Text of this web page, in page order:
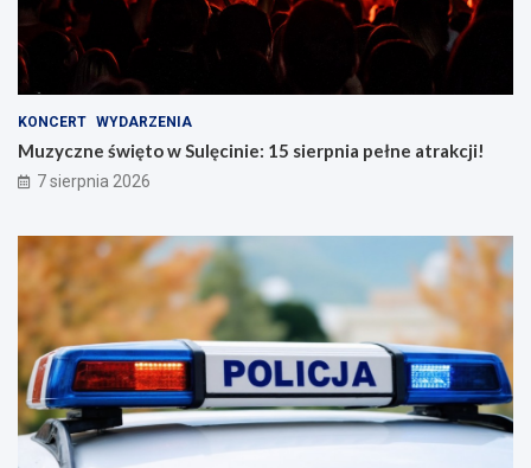
KONCERT WYDARZENIA
Muzyczne święto w Sulęcinie: 15 sierpnia pełne atrakcji!
7 sierpnia 2026